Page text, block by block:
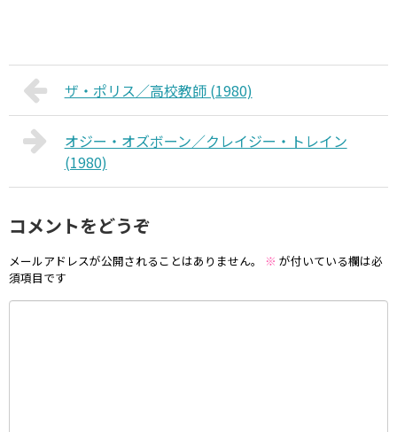
ザ・ポリス／高校教師 (1980)
オジー・オズボーン／クレイジー・トレイン
(1980)
コメントをどうぞ
メールアドレスが公開されることはありません。 ※ が付いている欄は必
須項目です